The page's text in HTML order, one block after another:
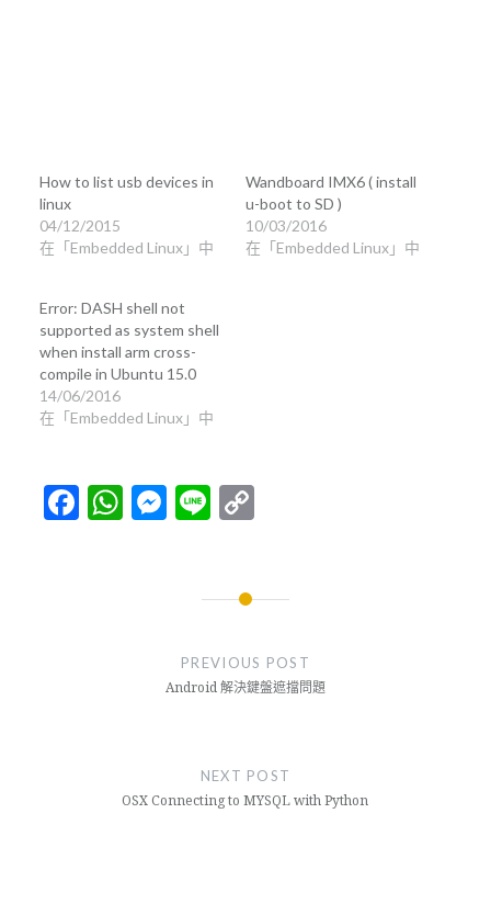
How to list usb devices in
linux
04/12/2015
在「Embedded Linux」中
Wandboard IMX6 ( install
u-boot to SD )
10/03/2016
在「Embedded Linux」中
Error: DASH shell not
supported as system shell
when install arm cross-
compile in Ubuntu 15.0
14/06/2016
在「Embedded Linux」中
Facebook
WhatsApp
Messenger
LineCopy
PREVIOUS POST
Android 解決鍵盤遮擋問題
NEXT POST
OSX Connecting to MYSQL with Python